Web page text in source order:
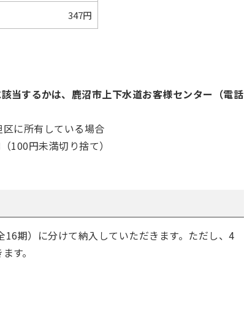
347円
当するかは、鹿沼市上下水道お客様センター（電話
区に所有している場合
円未満切り捨て）
期）に分けて納入していただきます。ただし、4
す。